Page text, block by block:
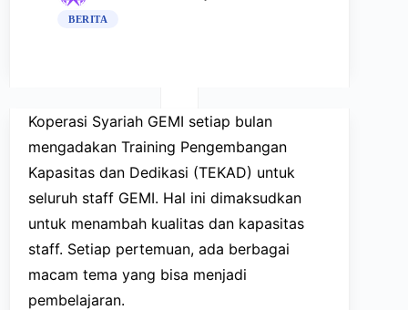
BERITA
Koperasi Syariah GEMI setiap bulan
mengadakan Training Pengembangan
Kapasitas dan Dedikasi (TEKAD) untuk
seluruh staff GEMI. Hal ini dimaksudkan
untuk menambah kualitas dan kapasitas
staff. Setiap pertemuan, ada berbagai
macam tema yang bisa menjadi
pembelajaran.